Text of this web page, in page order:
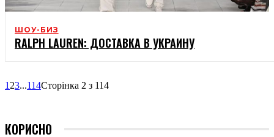
ШОУ-БИЗ
RALPH LAUREN: ДОСТАВКА В УКРАИНУ
1 23...114Сторінка 2 з 114
КОРИСНО